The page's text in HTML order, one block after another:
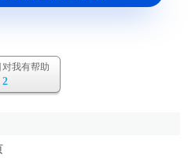
[3]
社会阶层、年龄、性别、不
，适应国际上的流行色、流行
技术性能相结合，整体结构
我有帮助
2